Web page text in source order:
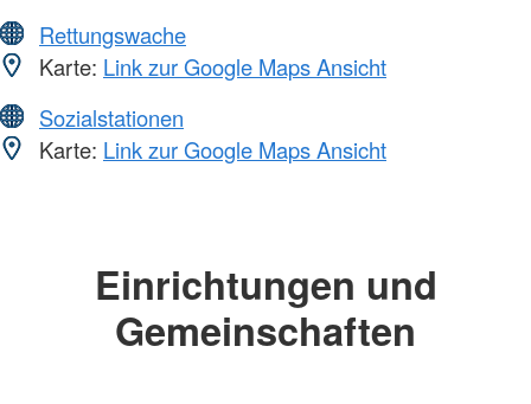
Rettungswache
Karte: Link zur Google Maps Ansicht
Sozialstationen
Karte: Link zur Google Maps Ansicht
Einrichtungen und
Gemeinschaften